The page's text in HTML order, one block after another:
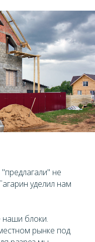
не
уделил нам
блоки.
рынке под